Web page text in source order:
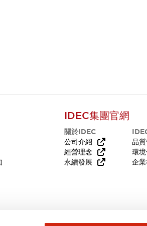
IDEC集團官網
關於IDEC
公司介紹
經營理念
永續發展
品
環
企